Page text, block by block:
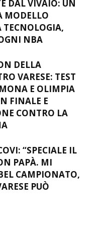
DAL VIVAIO: UN
MODELLO
TECNOLOGIA,
NBA
DELLA
VARESE: TEST
E OLIMPIA
FINALE E
CONTRO LA
“SPECIALE IL
PAPÀ. MI
CAMPIONATO,
PUÒ